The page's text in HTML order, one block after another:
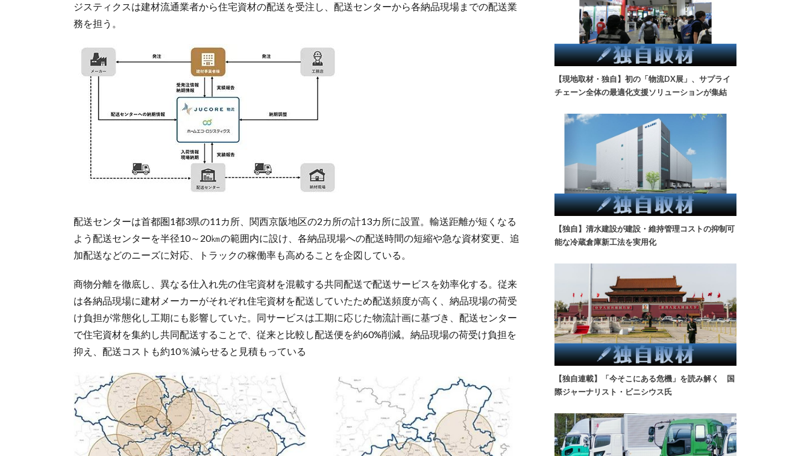
ジスティクスは建材流通業者から住宅資材の配送を受注し、配送センターから各納品現場までの配送業
務を担う。
配送センターは首都圏1都3県の11カ所、関西京阪地区の2カ所の計13カ所に設置。輸送距離が短くなる
よう配送センターを半径10～20㎞の範囲内に設け、各納品現場への配送時間の短縮や急な資材変更、追
加配送などのニーズに対応、トラックの稼働率も高めることを企図している。
商物分離を徹底し、異なる仕入れ先の住宅資材を混載する共同配送で配送サービスを効率化する。従来
は各納品現場に建材メーカーがそれぞれ住宅資材を配送していたため配送頻度が高く、納品現場の荷受
け負担が常態化し工期にも影響していた。同サービスは工期に応じた物流計画に基づき、配送センター
で住宅資材を集約し共同配送することで、従来と比較し配送便を約60%削減。納品現場の荷受け負担を
抑え、配送コストも約10％減らせると見積もっている
【現地取材・独自】初の「物流DX展」、サプライ
チェーン全体の最適化支援ソリューションが集結
【独自】清水建設が建設・維持管理コストの抑制可
能な冷蔵倉庫新工法を実用化
【独自連載】「今そこにある危機」を読み解く 国
際ジャーナリスト・ビニシウス氏